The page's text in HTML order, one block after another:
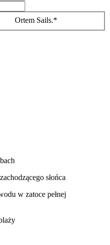
Ortem Sails.*